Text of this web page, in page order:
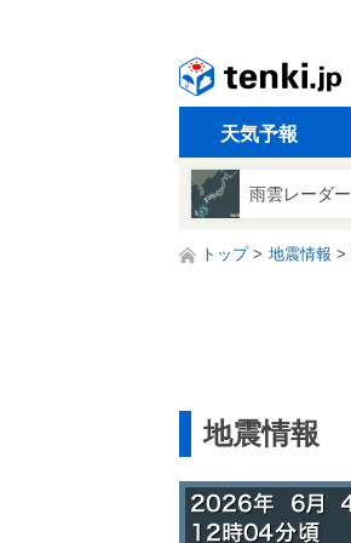
天気予報
雨雲レーダー
トップ 地震情報
地震情報